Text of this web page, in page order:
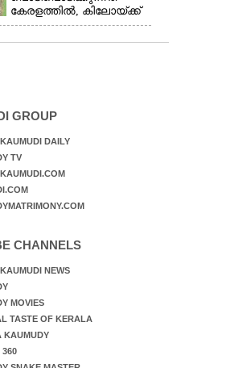
കേരളത്തിൽ, കിലോയ്ക്ക്
വില 80 രൂപ മുതൽ
GROUP
DAILY
TV
CHANNELS
NEWS
MOVIES
TASTE OF KERALA
KAUMUDY